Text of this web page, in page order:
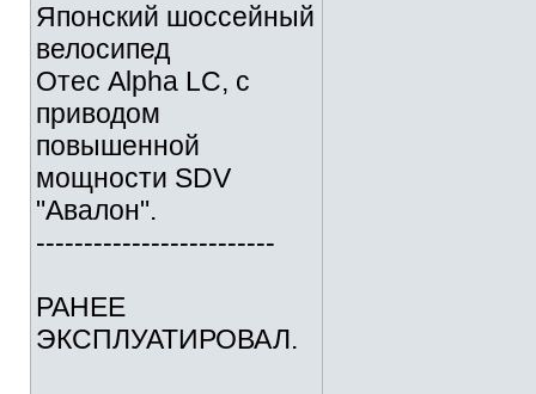
Японский шоссейный
велосипед
Отес Alpha LC, с
приводом
повышенной
мощности SDV
"Авалон".
-------------------------
РАНЕЕ
ЭКСПЛУАТИРОВАЛ.